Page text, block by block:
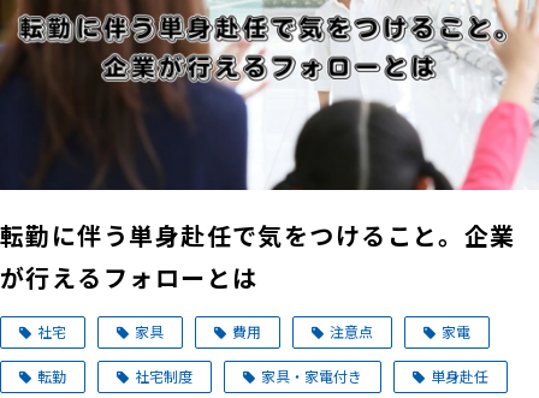
転勤に伴う単身赴任で気をつけること。企業
が行えるフォローとは
社宅 家具 費用 注意点 家電
転勤 社宅制度 家具・家電付き 単身赴任